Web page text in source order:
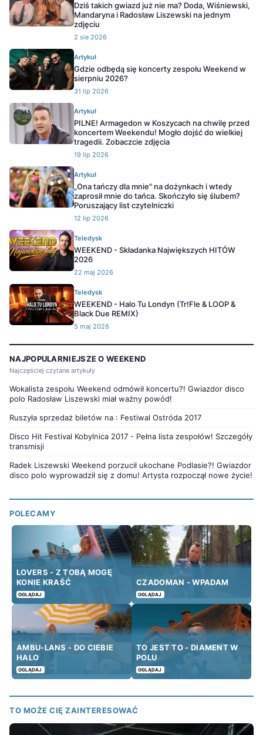
Dziś takich gwiazd już nie ma? Doda, Wiśniewski,
Mandaryna i Radosław Liszewski na jednym
zdjęciu
2 sie 2026
Artykuł
Gdzie odbędą się koncerty zespołu Weekend w
sierpniu 2026?
31 lip 2026
Artykuł
PILNE! Armagedon w Koszycach na chwilę przed
koncertem Weekendu! Mogło dojść do wielkiej
tragedii. Zobaczcie zdjęcia
19 lip 2026
Artykuł
„Ona tańczy dla mnie" na dożynkach i wtedy
zaprosił mnie do tańca. Skończyło się ślubem?
Poruszający list czytelniczki
12 lip 2026
Teledysk
WEEKEND - Składanka Największych HITÓW
2026
22 maj 2026
Teledysk
WEEKEND - Halo Tu Londyn (Tr!Fle & LOOP &
Black Due REMIX)
5 maj 2026
NAJPOPULARNIEJSZE O WEEKEND
Najczęściej czytane artykuły
Wokalista zespołu Weekend odmówił koncertu?! Gwiazdor disco
polo Radosław Liszewski miał ważny powód!
Ruszyła sprzedaż biletów na : Festiwal Ostróda 2017
Disco Hit Festival Kobylnica 2017 - Pełna lista zespołów! Szczegóły
transmisji
Radek Liszewski Weekend porzucił ukochane Podlasie?! Gwiazdor
disco polo wyprowadził się z domu! Artysta rozpoczął nowe życie!
POLECAMY
LOVERS - Z TOBĄ MOGĘ
KONIE KRAŚĆ
OGLĄDAJ
CZADOMAN - WPADAM
OGLĄDAJ
AMBU-LANS - DO CIEBIE
HALO
OGLĄDAJ
TO JEST TO - DIAMENT W
POLU
OGLĄDAJ
TO MOŻE CIĘ ZAINTERESOWAĆ